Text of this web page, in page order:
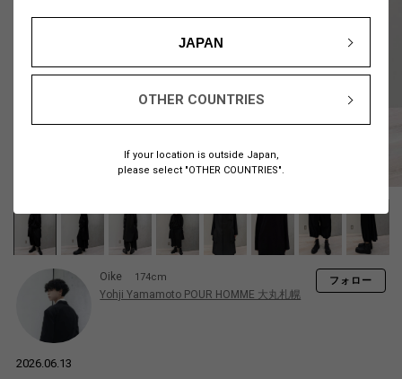
JAPAN
OTHER COUNTRIES
If your location is outside Japan,
please select "OTHER COUNTRIES".
Oike 174cm
Yohji Yamamoto POUR HOMME 大丸札幌
フォロー
2026.06.13